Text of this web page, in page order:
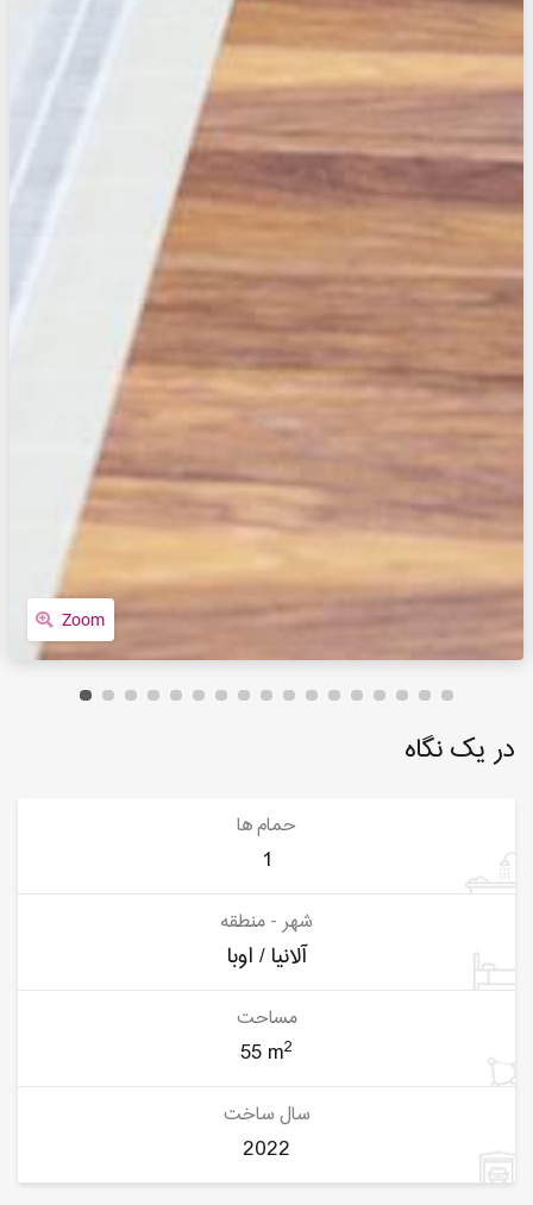
Zoom
در یک نگاه
حمام ها
1
شهر - منطقه
آلانیا / اوبا
مساحت
55 m2
سال ساخت
2022